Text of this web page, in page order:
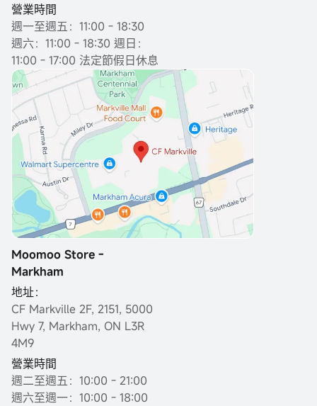
營業時間
週一至週五：11:00 - 18:30
週六：11:00 - 18:30 週日：
11:00 - 17:00 法定節假日休息
Moomoo Store -
Markham
地址：
CF Markville 2F, 2151, 5000
Hwy 7, Markham, ON L3R
4M9
營業時間
週二至週五：10:00 - 21:00
週六至週一：10:00 - 18:00